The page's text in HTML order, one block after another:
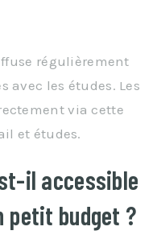
régulièrement
avec les études. Les
via cette
et études.
il accessible
petit budget ?